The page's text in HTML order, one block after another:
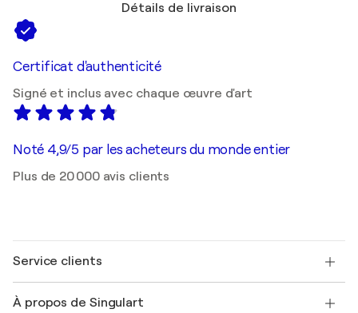
Détails de livraison
Certificat d'authenticité
Signé et inclus avec chaque œuvre d'art
Noté 4,9/5 par les acheteurs du monde entier
Plus de 20 000 avis clients
Service clients
Expédition
À propos de Singulart